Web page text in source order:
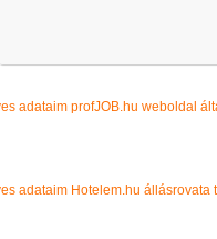
adataim profJOB.hu weboldal
adataim Hotelem.hu